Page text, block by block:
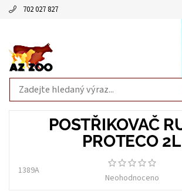
702 027 827
POSTŘIKOVAČ
PROTECO 2L
1389A
Neohodnoceno